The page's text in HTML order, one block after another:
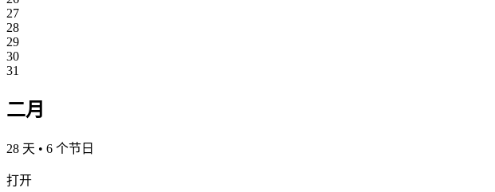
27
28
29
30
31
二月
28 天 • 6 个节日
打开